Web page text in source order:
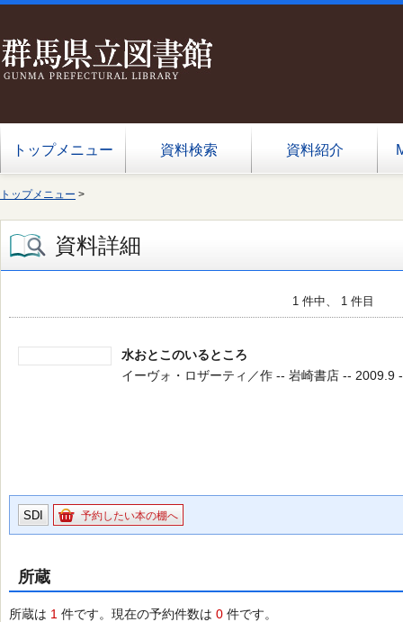
トップメニュー 資料検索 資料紹介
トップメニュー >
資料詳細
1 件中、 1 件目
水おとこのいるところ
イーヴォ・ロザーティ／作 -- 岩崎書店 -- 2009.9
SDI 予約したい本の棚へ
所蔵
所蔵は 1 件です。現在の予約件数は 0 件です。